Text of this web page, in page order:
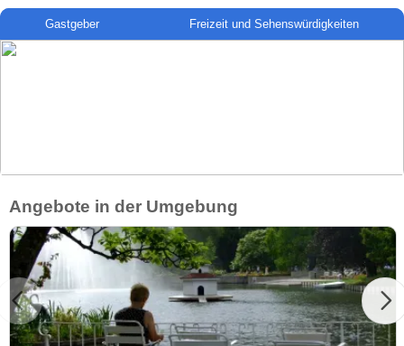
Gastgeber Freizeit und Sehenswürdigkeiten
Angebote in der Umgebung